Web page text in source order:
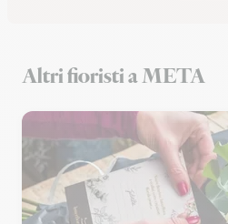
Altri fioristi a META